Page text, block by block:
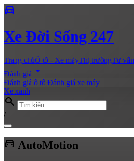
directions_car
Xe Đời Sống 247
Trang chủÔ tô - Xe máyThị trườngTư vấn
Đánh giá arrow_drop_down
Đánh giá ô tô Đánh giá xe máy
Xe xanh
search
/
directions_car AutoMotion